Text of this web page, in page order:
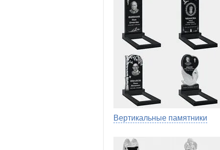
Вертикальные памятники